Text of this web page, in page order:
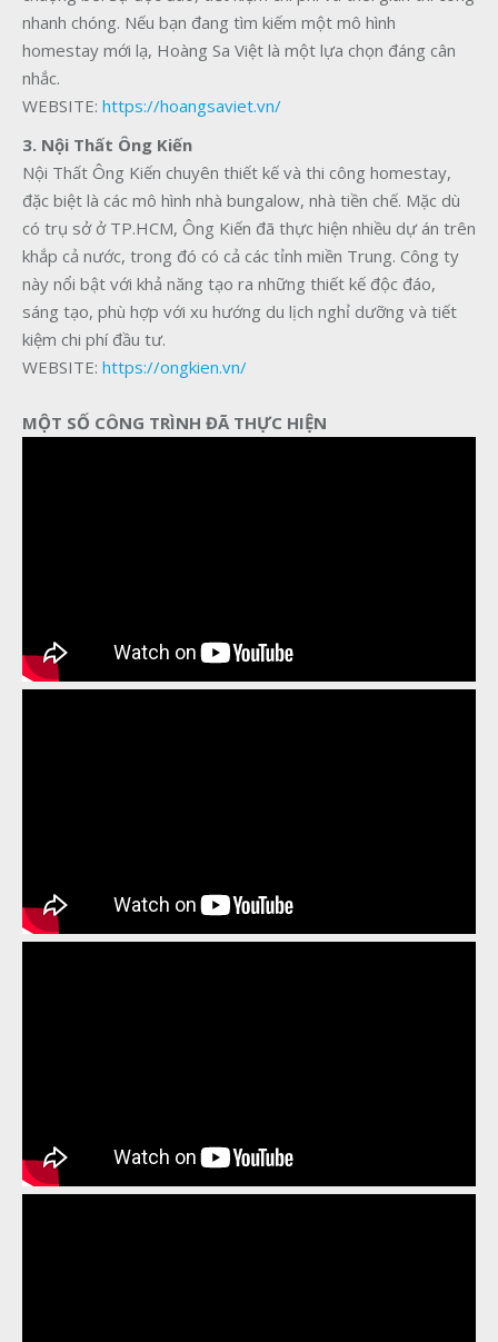
nhanh chóng. Nếu bạn đang tìm kiếm một mô hình
homestay mới lạ, Hoàng Sa Việt là một lựa chọn đáng cân
nhắc.
WEBSITE: https://hoangsaviet.vn/
3. Nội Thất Ông Kiến
Nội Thất Ông Kiến chuyên thiết kế và thi công homestay,
đặc biệt là các mô hình nhà bungalow, nhà tiền chế. Mặc dù
có trụ sở ở TP.HCM, Ông Kiến đã thực hiện nhiều dự án trên
khắp cả nước, trong đó có cả các tỉnh miền Trung. Công ty
này nổi bật với khả năng tạo ra những thiết kế độc đáo,
sáng tạo, phù hợp với xu hướng du lịch nghỉ dưỡng và tiết
kiệm chi phí đầu tư.
WEBSITE: https://ongkien.vn/
MỘT SỐ CÔNG TRÌNH ĐÃ THỰC HIỆN